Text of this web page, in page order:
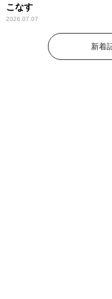
こなす
2026.07.07
新着